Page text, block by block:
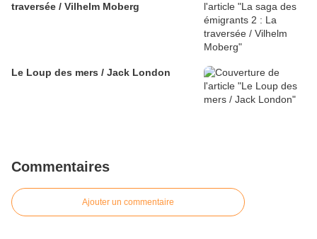
traversée / Vilhelm Moberg
Le Loup des mers / Jack London
Commentaires
Ajouter un commentaire